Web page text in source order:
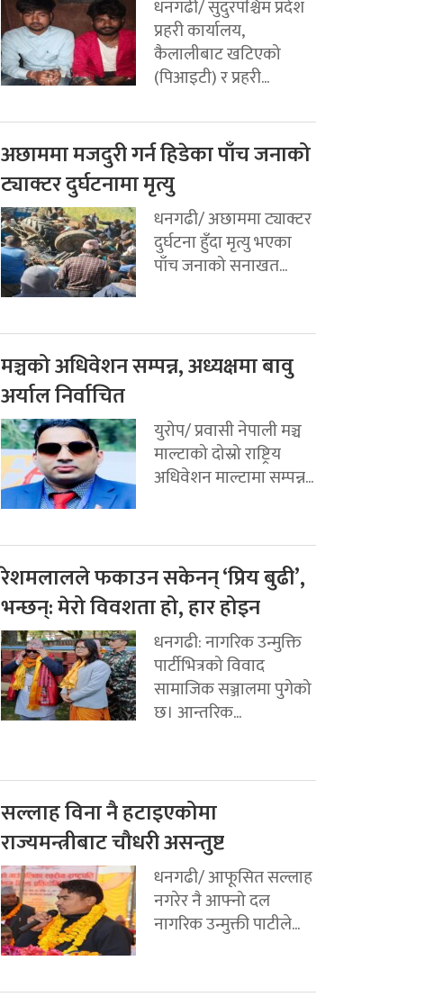
धनगढी/ सुदुरपश्चिम प्रदेश
प्रहरी कार्यालय,
कैलालीबाट खटिएको
(पिआइटी) र प्रहरी...
अछाममा मजदुरी गर्न हिडेका पाँच जनाको
ट्याक्टर दुर्घटनामा मृत्यु
धनगढी/ अछाममा ट्याक्टर
दुर्घटना हुँदा मृत्यु भएका
पाँच जनाको सनाखत...
मञ्चको अधिवेशन सम्पन्न, अध्यक्षमा बावु
अर्याल निर्वाचित
युरोप/ प्रवासी नेपाली मञ्च
माल्टाको दोस्रो राष्ट्रिय
अधिवेशन माल्टामा सम्पन्न...
रेशमलालले फकाउन सकेनन् ‘प्रिय बुढी’,
भन्छन्: मेरो विवशता हो, हार होइन
धनगढी: नागरिक उन्मुक्ति
पार्टीभित्रको विवाद
सामाजिक सञ्जालमा पुगेको
छ। आन्तरिक...
सल्लाह विना नै हटाइएकोमा
राज्यमन्त्रीबाट चौधरी असन्तुष्ट
धनगढी/ आफूसित सल्लाह
नगरेर नै आफ्नो दल
नागरिक उन्मुक्ती पाटीले...